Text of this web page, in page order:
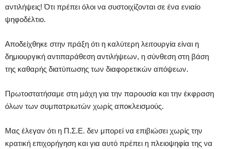
αντιλήψεις! Ότι πρέπει όλοι να συστοιχίζονται σε ένα ενιαίο
ψηφοδέλτιο.
Αποδείχθηκε στην πράξη ότι η καλύτερη λειτουργία είναι η
δημιουργική αντιπαράθεση αντιλήψεων, η σύνθεση στη βάση
της καθαρής διατύπωσης των διαφορετικών απόψεων.
Πρωτοστατήσαμε στη μάχη για την παρουσία και την έκφραση
όλων των συμπατριωτών χωρίς αποκλεισμούς.
Μας έλεγαν ότι η Π.Σ.Ε. δεν μπορεί να επιβιώσει χωρίς την
κρατική επιχορήγηση και για αυτό πρέπει η πλειοψηφία της να